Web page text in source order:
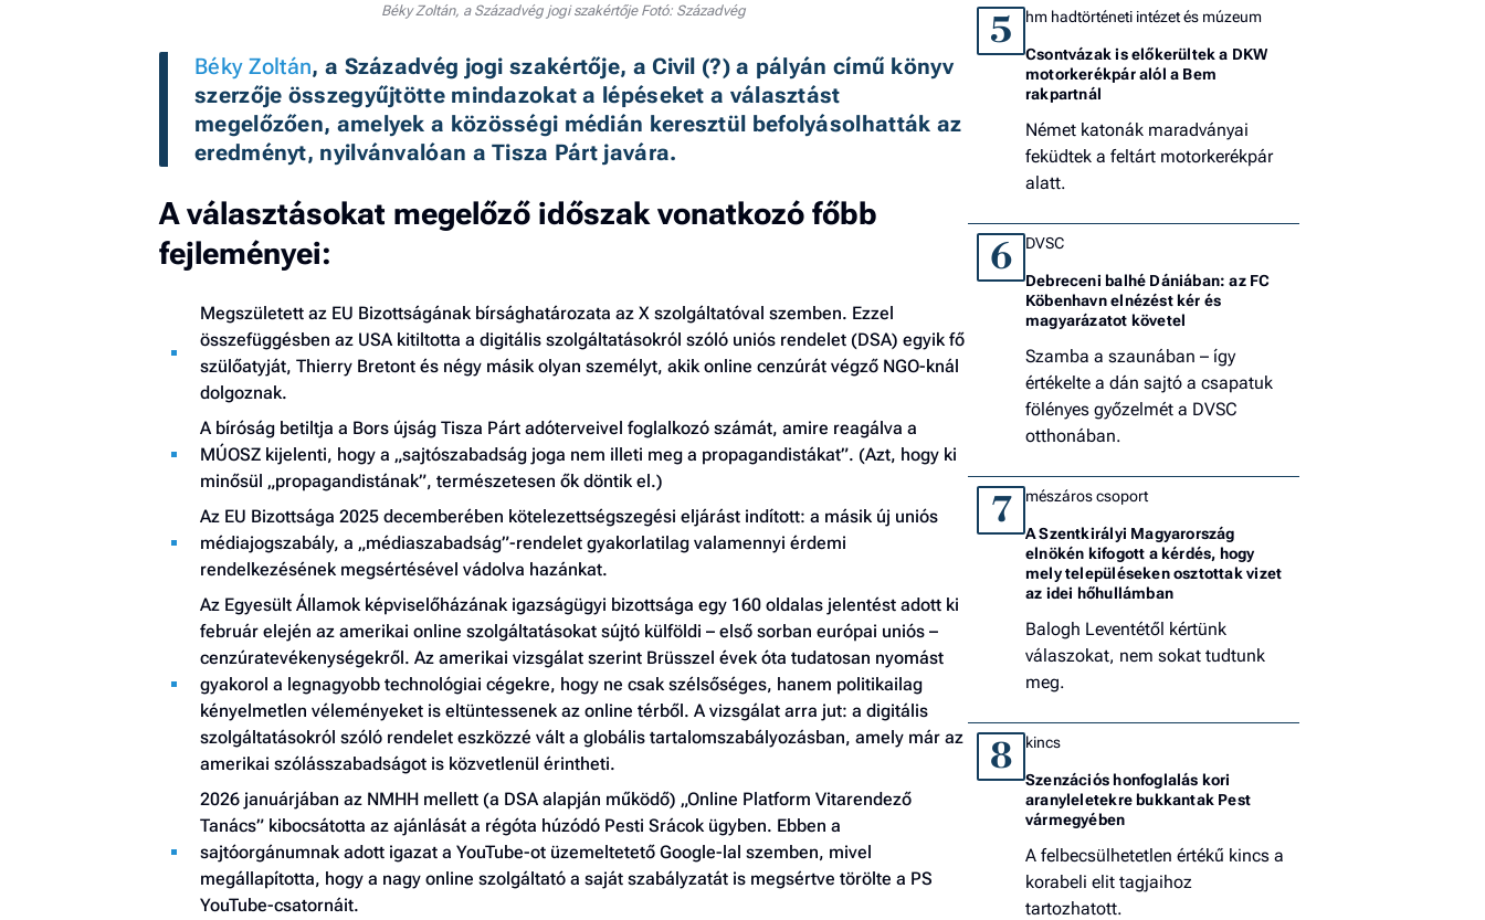
Béky Zoltán, a Századvég jogi szakértője Fotó: Századvég
Béky Zoltán, a Századvég jogi szakértője, a Civil (?) a pályán című könyv
szerzője összegyűjtötte mindazokat a lépéseket a választást
megelőzően, amelyek a közösségi médián keresztül befolyásolhatták az
eredményt, nyilvánvalóan a Tisza Párt javára.
A választásokat megelőző időszak vonatkozó főbb
fejleményei:
Megszületett az EU Bizottságának bírsághatározata az X szolgáltatóval szemben. Ezzel
összefüggésben az USA kitiltotta a digitális szolgáltatásokról szóló uniós rendelet (DSA) egyik fő
szülőatyját, Thierry Bretont és négy másik olyan személyt, akik online cenzúrát végző NGO-knál
dolgoznak.
A bíróság betiltja a Bors újság Tisza Párt adóterveivel foglalkozó számát, amire reagálva a
MÚOSZ kijelenti, hogy a „sajtószabadság joga nem illeti meg a propagandistákat”. (Azt, hogy ki
minősül „propagandistának”, természetesen ők döntik el.)
Az EU Bizottsága 2025 decemberében kötelezettségszegési eljárást indított: a másik új uniós
médiajogszabály, a „médiaszabadság”-rendelet gyakorlatilag valamennyi érdemi
rendelkezésének megsértésével vádolva hazánkat.
Az Egyesült Államok képviselőházának igazságügyi bizottsága egy 160 oldalas jelentést adott ki
február elején az amerikai online szolgáltatásokat sújtó külföldi – első sorban európai uniós –
cenzúratevékenységekről. Az amerikai vizsgálat szerint Brüsszel évek óta tudatosan nyomást
gyakorol a legnagyobb technológiai cégekre, hogy ne csak szélsőséges, hanem politikailag
kényelmetlen véleményeket is eltüntessenek az online térből. A vizsgálat arra jut: a digitális
szolgáltatásokról szóló rendelet eszközzé vált a globális tartalomszabályozásban, amely már az
amerikai szólásszabadságot is közvetlenül érintheti.
2026 januárjában az NMHH mellett (a DSA alapján működő) „Online Platform Vitarendező
Tanács” kibocsátotta az ajánlását a régóta húzódó Pesti Srácok ügyben. Ebben a
sajtóorgánumnak adott igazat a YouTube-ot üzemeltetető Google-lal szemben, mivel
megállapította, hogy a nagy online szolgáltató a saját szabályzatát is megsértve törölte a PS
YouTube-csatornáit.
5 hm hadtörténeti intézet és múzeum
Csontvázak is előkerültek a DKW
motorkerékpár alól a Bem
rakpartnál
Német katonák maradványai
feküdtek a feltárt motorkerékpár
alatt.
6 DVSC
Debreceni balhé Dániában: az FC
Köbenhavn elnézést kér és
magyarázatot követel
Szamba a szaunában – így
értékelte a dán sajtó a csapatuk
fölényes győzelmét a DVSC
otthonában.
7 mészáros csoport
A Szentkirályi Magyarország
elnökén kifogott a kérdés, hogy
mely településeken osztottak vizet
az idei hőhullámban
Balogh Leventétől kértünk
válaszokat, nem sokat tudtunk
meg.
8 kincs
Szenzációs honfoglalás kori
aranyleletekre bukkantak Pest
vármegyében
A felbecsülhetetlen értékű kincs a
korabeli elit tagjaihoz
tartozhatott.